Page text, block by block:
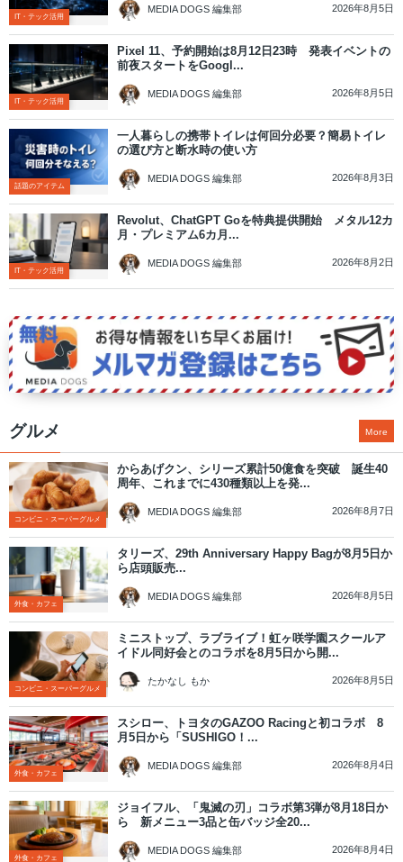
IT・テック活用
MEDIA DOGS 編集部 2026年8月5日
IT・テック活用
Pixel 11、予約開始は8月12日23時 発表イベントの
前夜スタートをGoogl...
MEDIA DOGS 編集部 2026年8月5日
話題のアイテム
一人暮らしの携帯トイレは何回分必要？簡易トイレ
の選び方と断水時の使い方
MEDIA DOGS 編集部 2026年8月3日
IT・テック活用
Revolut、ChatGPT Goを特典提供開始 メタル12カ
月・プレミアム6カ月...
MEDIA DOGS 編集部 2026年8月2日
グルメ
コンビニ・スーパーグルメ
からあげクン、シリーズ累計50億食を突破 誕生40
周年、これまでに430種類以上を発...
MEDIA DOGS 編集部 2026年8月7日
外食・カフェ
タリーズ、29th Anniversary Happy Bagが8月5日か
ら店頭販売...
MEDIA DOGS 編集部 2026年8月5日
コンビニ・スーパーグルメ
ミニストップ、ラブライブ！虹ヶ咲学園スクールア
イドル同好会とのコラボを8月5日から開...
たかなし もか 2026年8月5日
外食・カフェ
スシロー、トヨタのGAZOO Racingと初コラボ 8
月5日から「SUSHIGO！...
MEDIA DOGS 編集部 2026年8月4日
外食・カフェ
ジョイフル、「鬼滅の刃」コラボ第3弾が8月18日か
ら 新メニュー3品と缶バッジ全20...
MEDIA DOGS 編集部 2026年8月4日
More